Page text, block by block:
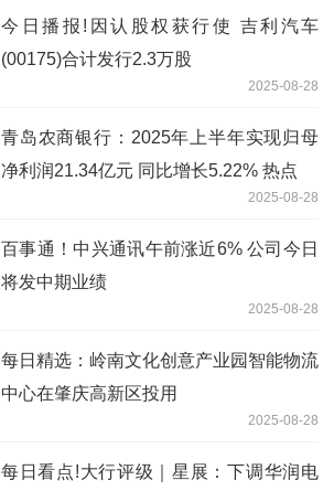
今日播报!因认股权获行使 吉利汽车
(00175)合计发行2.3万股
2025-08-28
青岛农商银行：2025年上半年实现归母
净利润21.34亿元 同比增长5.22% 热点
2025-08-28
百事通！中兴通讯午前涨近6% 公司今日
将发中期业绩
2025-08-28
每日精选：岭南文化创意产业园智能物流
中心在肇庆高新区投用
2025-08-28
每日看点!大行评级｜星展：下调华润电